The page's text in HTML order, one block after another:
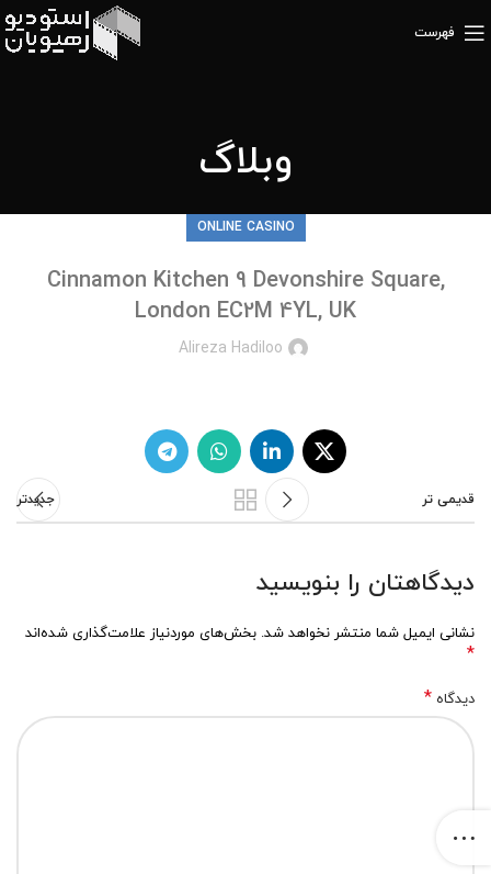
فهرست
وبلاگ
ONLINE CASINO
Cinnamon Kitchen 9 Devonshire Square,
London EC2M 4YL, UK
Alireza Hadiloo
جدیدتر قدیمی تر
دیدگاهتان را بنویسید
نشانی ایمیل شما منتشر نخواهد شد. بخش‌های موردنیاز علامت‌گذاری شده‌اند
*
دیدگاه *